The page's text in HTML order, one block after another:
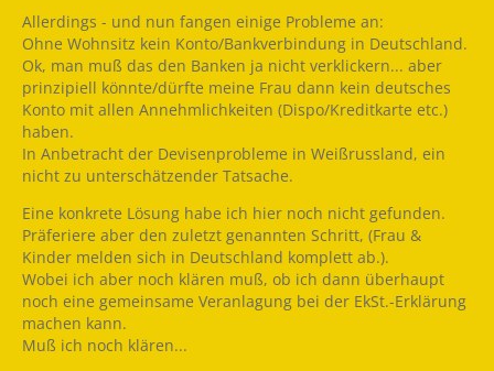
Allerdings - und nun fangen einige Probleme an:
Ohne Wohnsitz kein Konto/Bankverbindung in Deutschland.
Ok, man muß das den Banken ja nicht verklickern... aber
prinzipiell könnte/dürfte meine Frau dann kein deutsches
Konto mit allen Annehmlichkeiten (Dispo/Kreditkarte etc.)
haben.
In Anbetracht der Devisenprobleme in Weißrussland, ein
nicht zu unterschätzender Tatsache.
Eine konkrete Lösung habe ich hier noch nicht gefunden.
Präferiere aber den zuletzt genannten Schritt, (Frau &
Kinder melden sich in Deutschland komplett ab.).
Wobei ich aber noch klären muß, ob ich dann überhaupt
noch eine gemeinsame Veranlagung bei der EkSt.-Erklärung
machen kann.
Muß ich noch klären...